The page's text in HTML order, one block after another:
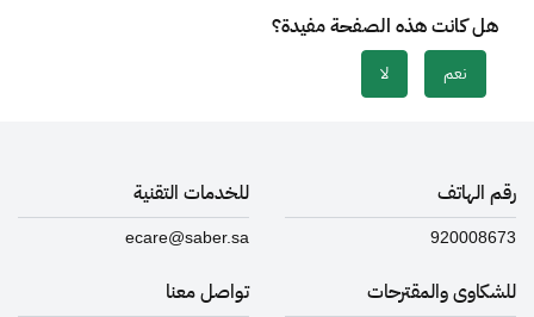
هل كانت هذه الصفحة مفيدة؟
نعم لا
رقم الهاتف
920008673
للخدمات التقنية
ecare@saber.sa
للشكاوى والمقترحات تواصل معنا